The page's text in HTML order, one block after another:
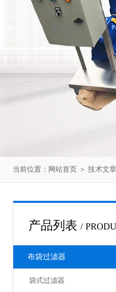
当前位置： 网站首页 ＞ 技术文章
产品列表 /
布袋过滤器
袋式过滤器